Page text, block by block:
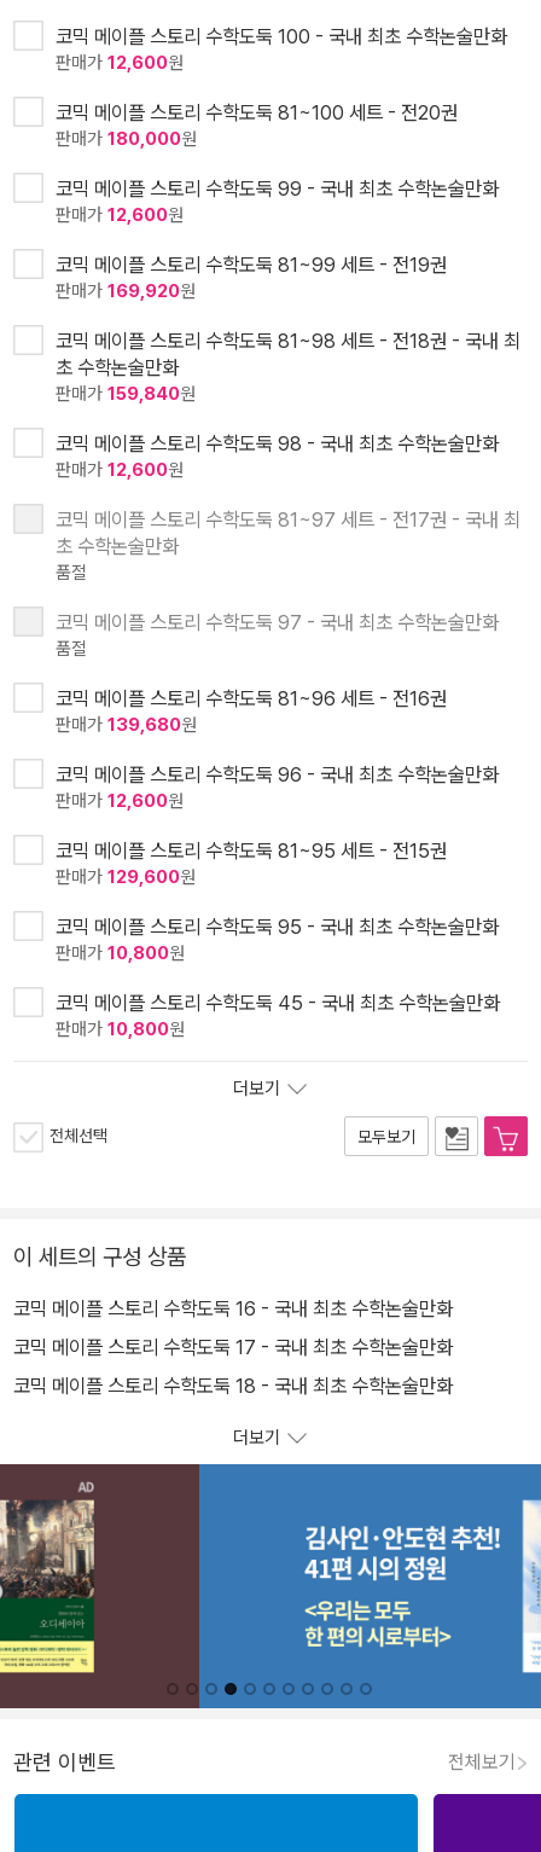
코믹 메이플 스토리 수학도둑 100 - 국내 최초 수학논술만화
판매가 12,600원
코믹 메이플 스토리 수학도둑 81~100 세트 - 전20권
판매가 180,000원
코믹 메이플 스토리 수학도둑 99 - 국내 최초 수학논술만화
판매가 12,600원
코믹 메이플 스토리 수학도둑 81~99 세트 - 전19권
판매가 169,920원
코믹 메이플 스토리 수학도둑 81~98 세트 - 전18권 - 국내 최
초 수학논술만화
판매가 159,840원
코믹 메이플 스토리 수학도둑 98 - 국내 최초 수학논술만화
판매가 12,600원
코믹 메이플 스토리 수학도둑 81~97 세트 - 전17권 - 국내 최
초 수학논술만화
품절
코믹 메이플 스토리 수학도둑 97 - 국내 최초 수학논술만화
품절
코믹 메이플 스토리 수학도둑 81~96 세트 - 전16권
판매가 139,680원
코믹 메이플 스토리 수학도둑 96 - 국내 최초 수학논술만화
판매가 12,600원
코믹 메이플 스토리 수학도둑 81~95 세트 - 전15권
판매가 129,600원
코믹 메이플 스토리 수학도둑 95 - 국내 최초 수학논술만화
판매가 10,800원
코믹 메이플 스토리 수학도둑 45 - 국내 최초 수학논술만화
판매가 10,800원
더보기
전체선택 모두보기
이 세트의 구성 상품
코믹 메이플 스토리 수학도둑 16 - 국내 최초 수학논술만화
코믹 메이플 스토리 수학도둑 17 - 국내 최초 수학논술만화
코믹 메이플 스토리 수학도둑 18 - 국내 최초 수학논술만화
더보기
관련 이벤트 전체보기